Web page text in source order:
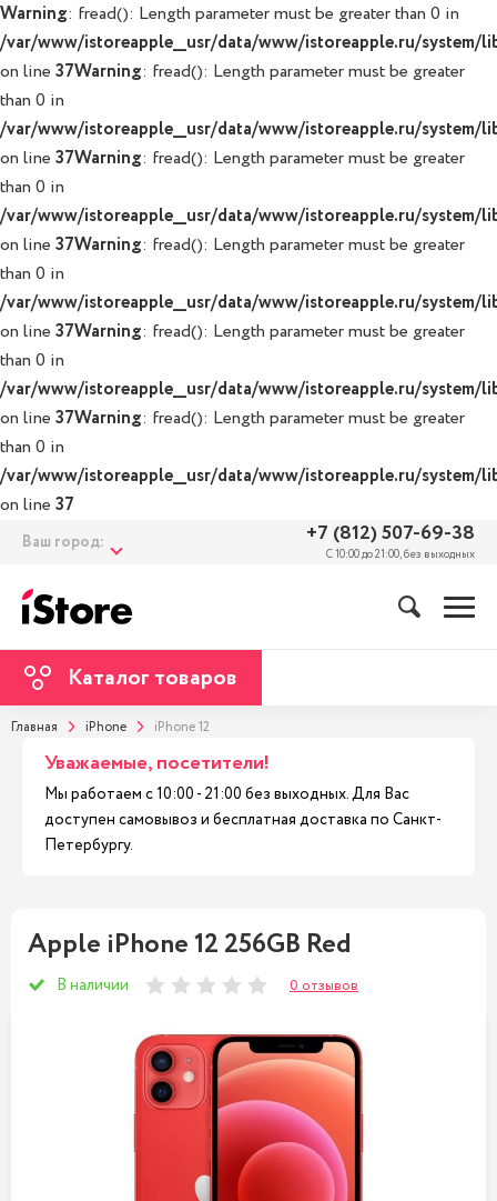
Warning: fread(): Length parameter must be greater than 0 in
/var/www/istoreapple__usr/data/www/istoreapple.ru/system/
on line 37Warning: fread(): Length parameter must be greater
than 0 in
/var/www/istoreapple__usr/data/www/istoreapple.ru/system/
on line 37Warning: fread(): Length parameter must be greater
than 0 in
/var/www/istoreapple__usr/data/www/istoreapple.ru/system/
on line 37Warning: fread(): Length parameter must be greater
than 0 in
/var/www/istoreapple__usr/data/www/istoreapple.ru/system/
on line 37Warning: fread(): Length parameter must be greater
than 0 in
/var/www/istoreapple__usr/data/www/istoreapple.ru/system/
on line 37Warning: fread(): Length parameter must be greater
than 0 in
/var/www/istoreapple__usr/data/www/istoreapple.ru/system/
on line 37
Ваш город: +7 (812) 507-69-38
С 10:00 до 21:00, без выходных
Каталог товаров
Главная iPhone iPhone 12
Уважаемые, посетители!
Мы работаем с 10:00 - 21:00 без выходных. Для Вас
доступен самовывоз и бесплатная доставка по Санкт-
Петербургу.
Apple iPhone 12 256GB Red
В наличии 0 отзывов